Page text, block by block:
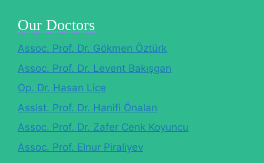
Our Doctors
Assoc. Prof. Dr. Gökmen Öztürk
Assoc. Prof. Dr. Levent Bakışgan
Op. Dr. Hasan Lice
Assist. Prof. Dr. Hanifi Önalan
Assoc. Prof. Dr. Zafer Cenk Koyuncu
Assoc. Prof. Elnur Piraliyev